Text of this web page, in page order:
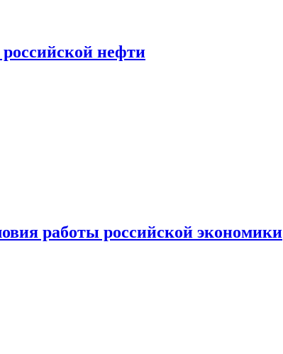
нефти
работы российской экономики